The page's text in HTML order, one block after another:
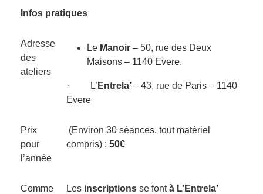
Infos pratiques
Adresse
des
ateliers
Le Manoir – 50, rue des Deux
Maisons – 1140 Evere.
· L’ Entrela’– 43, rue de Paris – 1140
Evere
Prix
pour
l’année
(Environ 30 séances, tout matériel
compris) : 50€
Comme
Les inscriptions se fontà L’Entrela’